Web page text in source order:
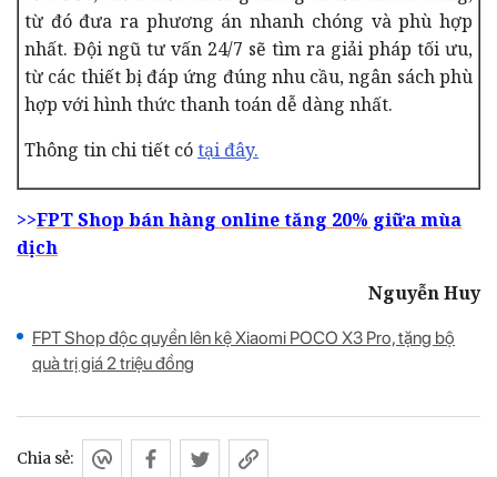
từ đó đưa ra phương án nhanh chóng và phù hợp
nhất. Đội ngũ tư vấn 24/7 sẽ tìm ra giải pháp tối ưu,
từ các thiết bị đáp ứng đúng nhu cầu, ngân sách phù
hợp với hình thức thanh toán dễ dàng nhất.
Thông tin chi tiết cótại đây.
>>FPT Shop bán hàng online tăng 20% giữa mùa
dịch
Nguyễn Huy
FPT Shop độc quyền lên kệ Xiaomi POCO X3 Pro, tặng bộ
quà trị giá 2 triệu đồng
Chia sẻ: